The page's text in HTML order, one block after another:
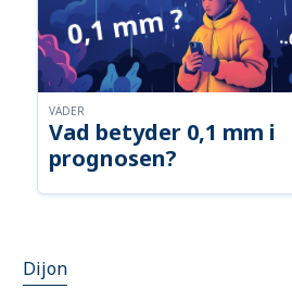
Vad betyder 0,1 mm i
prognosen?
VÄDER
Dijon